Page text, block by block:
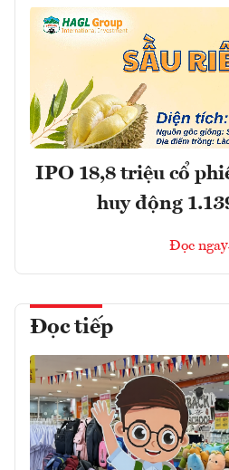
IPO 18,8 triệu cổ
huy động
Đọc ngay
Đọc tiếp